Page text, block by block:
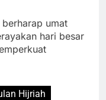
umat
hari besar
Hijriah